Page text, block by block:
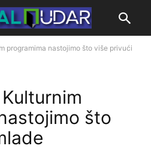
programima nastojimo što više privući
što